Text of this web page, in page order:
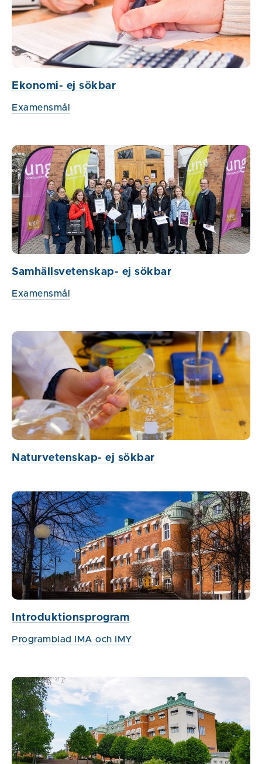
Ekonomi- ej sökbar
Examensmål
Samhällsvetenskap- ej sökbar
Examensmål
Naturvetenskap- ej sökbar
Introduktionsprogram
Programblad IMA och IMY